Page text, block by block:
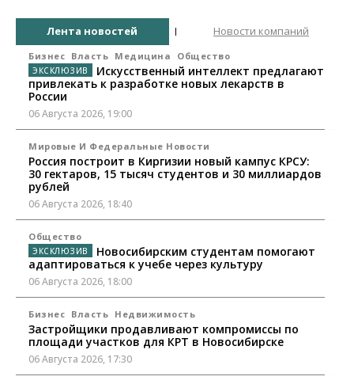
Лента новостей Новости компаний
Бизнес Власть Медицина Общество
Искусственный интеллект предлагают
привлекать к разработке новых лекарств в
России
06 Августа 2026, 19:00
Мировые И Федеральные Новости
Россия построит в Киргизии новый кампус КРСУ:
30 гектаров, 15 тысяч студентов и 30 миллиардов
рублей
06 Августа 2026, 18:40
Общество
Новосибирским студентам помогают
адаптироваться к учебе через культуру
06 Августа 2026, 18:00
Бизнес Власть Недвижимость
Застройщики продавливают компромиссы по
площади участков для КРТ в Новосибирске
06 Августа 2026, 17:30